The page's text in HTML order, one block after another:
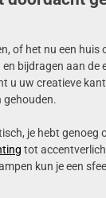
of het nu een huis
en bijdragen aan
u uw creatieve
gehouden.
je hebt genoeg
tot
kun je een